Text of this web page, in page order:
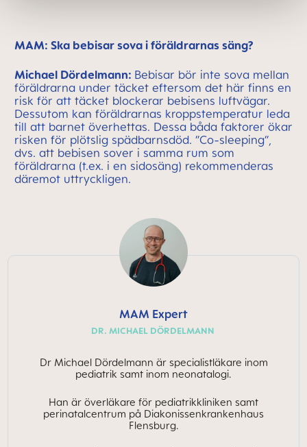
MAM: Ska bebisar sova i föräldrarnas säng?
Michael Dördelmann: Bebisar bör inte sova mellan
föräldrarna under täcket eftersom det här finns en
risk för att täcket blockerar bebisens luftvägar.
Dessutom kan föräldrarnas kroppstemperatur leda
till att barnet överhettas. Dessa båda faktorer ökar
risken för plötslig spädbarnsdöd. ”Co-sleeping”,
dvs. att bebisen sover i samma rum som
föräldrarna (t.ex. i en sidosäng) rekommenderas
däremot uttryckligen.
MAM Expert
DR. MICHAEL DÖRDELMANN
Dr Michael Dördelmann är specialistläkare inom
pediatrik samt inom neonatalogi.
Han är överläkare för pediatrikkliniken samt
perinatalcentrum på Diakonissenkrankenhaus
Flensburg.